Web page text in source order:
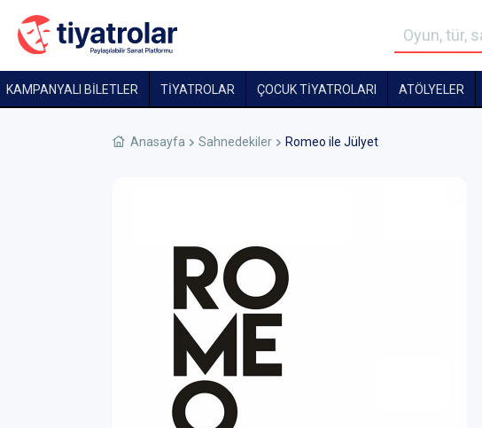
KAMPANYALI BİLETLER TİYATROLAR ÇOCUK TIYATROLARI ATÖLYELER
Anasayfa Sahnedekiler Romeo ile Jülyet